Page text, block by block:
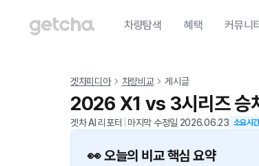
차량탐색 혜택 커뮤니티
겟차피디아 차량비교 게시글
2026 X1 vs 3시리즈 승
겟차 AI 리포터 마지막 수정일 2026.06.23 소요시
👀 오늘의 비교 핵심 요약